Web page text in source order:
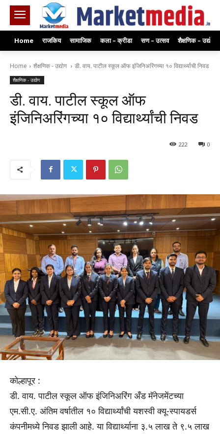
Home राजकिय सामाजिक कला – क्रीडा सण – उत्सव शैक्षणिक – उद्योग
Home शैक्षणिक - उद्योग डी. वाय. पाटील स्कूल ऑफ इंजिनिअरिंगच्या १० विद्यार्थ्यांची निवड
शैक्षणिक - उद्योग
डी. वाय. पाटील स्कूल ऑफ
इंजिनिअरिंगच्या १० विद्यार्थ्यांची निवड
0
222
कोल्हापूर :
डी. वाय. पाटील स्कूल ऑफ इंजिनिअरिंग अँड मॅनेजमेंटच्या
एम.सी.ए. अंतिम वर्षातील १० विद्यार्थ्यांची यशस्वी क्यू-स्पायडर्स
कंपनीमध्ये निवड झाली आहे. या विद्यार्थ्याना ३.५ लाख ते ९.५ लाख